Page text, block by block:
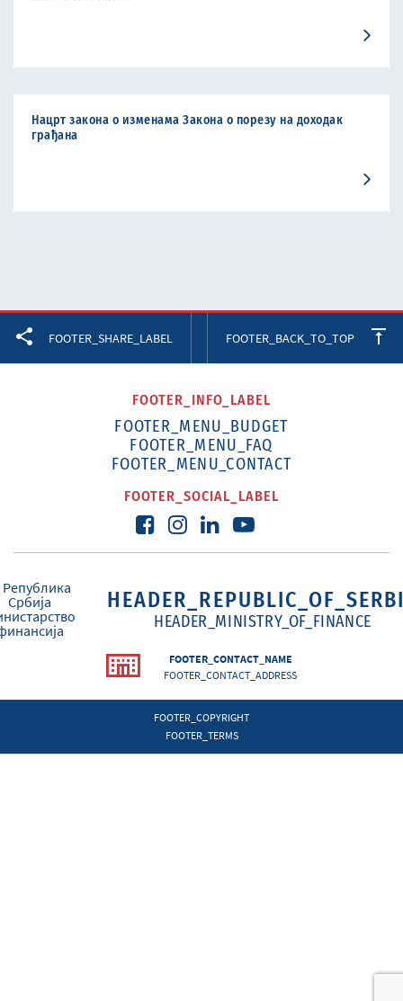
Нацрт закона о изменама Закона о порезу на доходак
грађана
FOOTER_SHARE_LABEL FOOTER_BACK_TO_TOP
FOOTER_INFO_LABEL
FOOTER_MENU_BUDGET
FOOTER_MENU_FAQ
FOOTER_MENU_CONTACT
FOOTER_SOCIAL_LABEL
HEADER_MINISTRY_OF_FINANCE
FOOTER_CONTACT_NAME
FOOTER_CONTACT_ADDRESS
FOOTER_COPYRIGHT
FOOTER_TERMS